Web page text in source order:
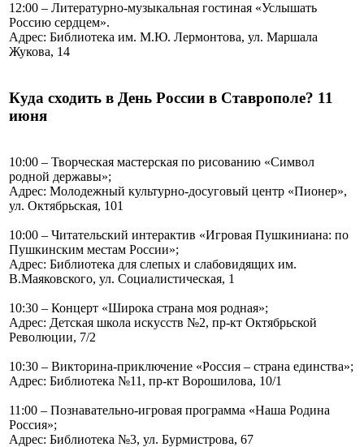
12:00 – Литературно-музыкальная гостиная «Услышать
Россию сердцем».
Адрес: Библиотека им. М.Ю. Лермонтова, ул. Маршала
Жукова, 14
Куда сходить в День России в Ставрополе? 11
июня
10:00 – Творческая мастерская по рисованию «Символ
родной державы»;
Адрес: Молодежный культурно-досуговый центр «Пионер»,
ул. Октябрьская, 101
10:00 – Читательский интерактив «Игровая Пушкиниана: по
Пушкинским местам России»;
Адрес: Библиотека для слепых и слабовидящих им.
В.Маяковского, ул. Социалистическая, 1
10:30 – Концерт «Широка страна моя родная»;
Адрес: Детская школа искусств №2, пр-кт Октябрьской
Революции, 7/2
10:30 – Викторина-приключение «Россия – страна единства»;
Адрес: Библиотека №11, пр-кт Ворошилова, 10/1
11:00 – Познавательно-игровая программа «Наша Родина
Россия»;
Адрес: Библиотека №3, ул. Бурмистрова, 67